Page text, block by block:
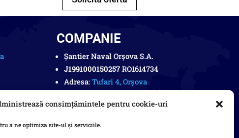
consimțămintele pentru cookie-uri
a ne optimiza site-ul și serviciile.
COMPANIE
Șantier Naval Orșova S.A.
J1991000150257 RO1614734
Adresa:Tufari 4, Orșova
Mail:office@snorsova.ro